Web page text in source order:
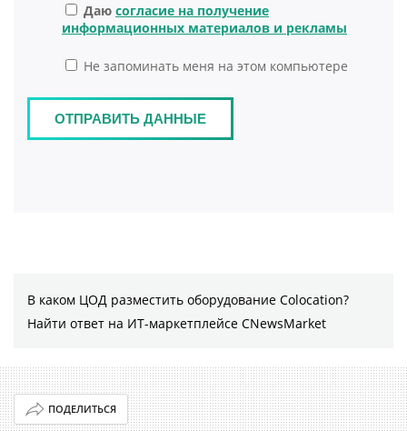
В каком ЦОД разместить оборудование Colocation?
Найти ответ на ИТ-маркетплейсе CNewsMarket
ПОДЕЛИТЬСЯ